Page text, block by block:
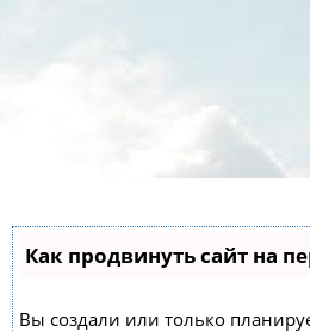
Как продвинуть сайт на
Вы создали или только